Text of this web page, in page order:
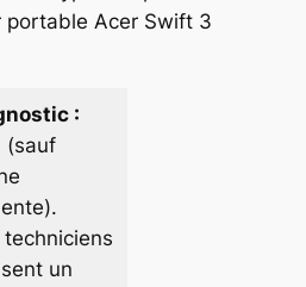
portable Acer Swift 3
:
(sauf
techniciens
un